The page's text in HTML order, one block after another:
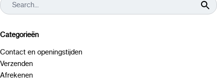
Categorieën
Contact en openingstijden
Verzenden
Afrekenen